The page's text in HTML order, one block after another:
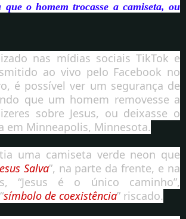
que o homem trocasse a camiseta, ou
nas mídias sociais TikTok e
ao vivo pelo Facebook no
é possível ver um segurança de
que um homem removesse a
sobre Jesus, ou deixasse o
em Minneapolis, Minnesota.
uma camiseta verde neon que
Salva”, na parte da frente, e na
“Jesus é o único caminho”,
símbolo de coexistência” riscado.